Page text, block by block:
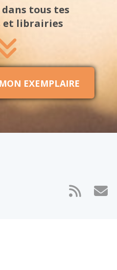
dans tous tes
et librairies
EXEMPLAIRE